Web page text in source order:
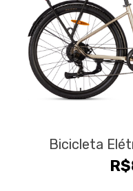
Bicicleta
R$